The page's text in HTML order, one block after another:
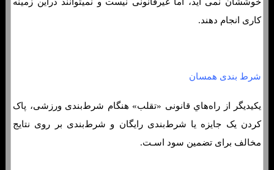
کاری انجام دهند.
شرط بندی همسان
یکیدیگر از راه‌هاي‌ قانونی «تقلب» هنگام شرط‌بندی ورزشی، پاک
کردن یک جایزه یا شرط‌بندی رایگان و شرط‌بندی بر روی نتایج
مخالف برای تضمین سود اسـت.